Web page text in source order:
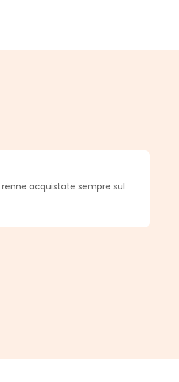
acquistate sempre sul